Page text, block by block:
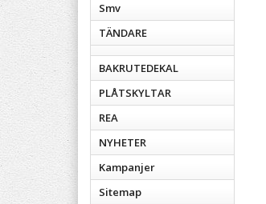
Smv
TÄNDARE
BAKRUTEDEKAL
PLÅTSKYLTAR
REA
NYHETER
Kampanjer
Sitemap